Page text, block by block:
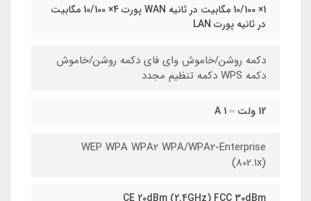
1× 10/100 مگابیت در ثانیه WAN پورت 4× 10/100 مگابیت
در ثانیه پورت LAN
دکمه روشن/خاموش وای فای دکمه روشن/خاموش
دکمه WPS دکمه تنظیم مجدد
12 ولت ⎓ 1 A
WEP WPA WPA2 WPA/WPA2-Enterprise
(802.1x)
CE 20dBm (2.4GHz) FCC 30dBm